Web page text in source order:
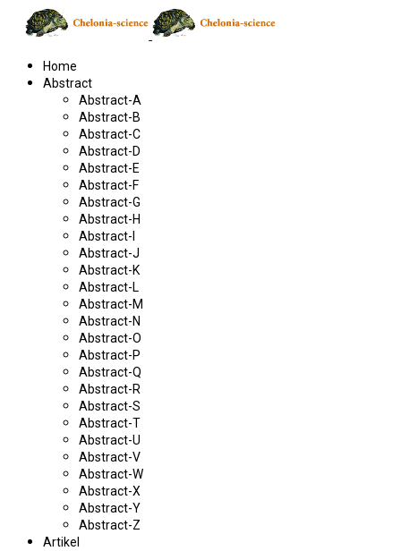
Home
Abstract
Abstract-A
Abstract-B
Abstract-C
Abstract-D
Abstract-E
Abstract-F
Abstract-G
Abstract-H
Abstract-I
Abstract-J
Abstract-K
Abstract-L
Abstract-M
Abstract-N
Abstract-O
Abstract-P
Abstract-Q
Abstract-R
Abstract-S
Abstract-T
Abstract-U
Abstract-V
Abstract-W
Abstract-X
Abstract-Y
Abstract-Z
Artikel